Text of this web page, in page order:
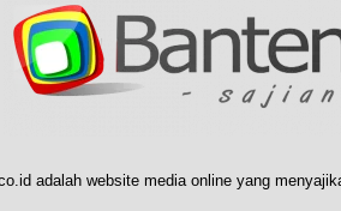
adalah website media online yang